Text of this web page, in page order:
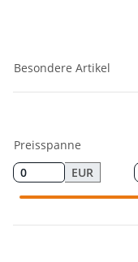
Besondere Artikel
Preisspanne
EUR